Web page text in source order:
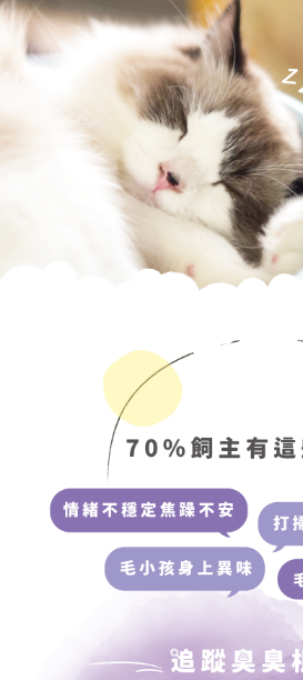
每筆NT$80，滿NT$1,500(含以上)免運費
【7-11】取貨1500免運
每筆NT$60，滿NT$1,500(含以上)免運費
宅配【全館滿1500免運】
每筆NT$85，滿NT$1,500(含以上)免運費
【宅配-貨到付款】1500免運
每筆NT$115，滿NT$1,500(含以上)免運費